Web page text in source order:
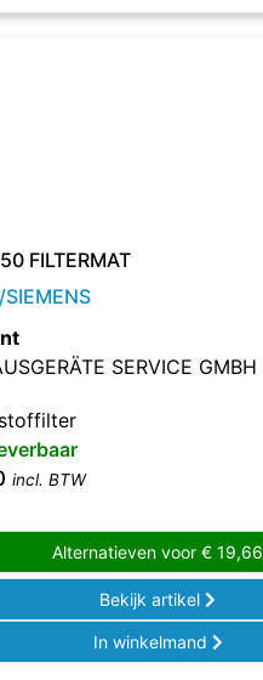
FILTERMAT
SERVICE GMBH
incl. BTW
Alternatieven voor € 19,66
Bekijk artikel
In winkelmand